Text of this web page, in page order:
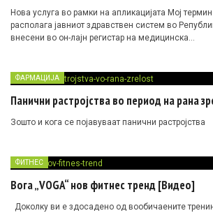
Нова услуга во рамки на апликацијата Мој
располага јавниот здравствен систем во
внесени во он-лајн регистар на медицинска…
ФАРМАЦИЈА
Панични растројства во период на рана
Зошто и кога се појавуваат панични растројства
ФИТНЕС
Вога „VOGA“ нов фитнес тренд [Видео]
Доколку ви е здосадено од вообичаените